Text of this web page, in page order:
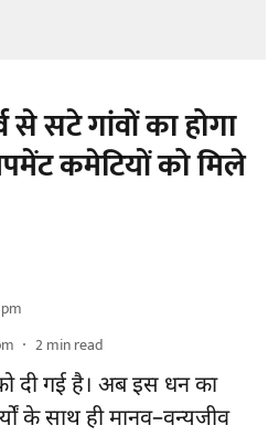
से सटे गांवों का होगा
कमेटियों को मिले
2min read
दी गई है। अब इस धन का
के साथ ही मानव–वन्यजीव